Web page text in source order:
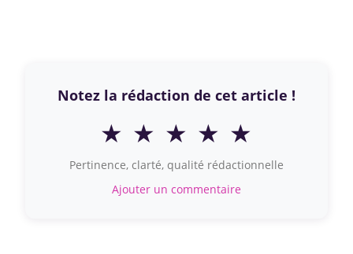
Notez la rédaction de cet article !
★ ★ ★ ★ ★
Pertinence, clarté, qualité rédactionnelle
Ajouter un commentaire